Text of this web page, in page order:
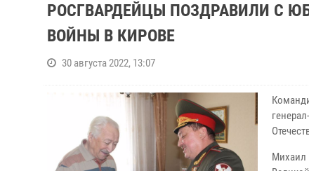
РОСГВАРДЕЙЦЫ ПОЗДРАВИЛИ С
ВОЙНЫ В КИРОВЕ
30 августа 2022, 13:07
Михаил